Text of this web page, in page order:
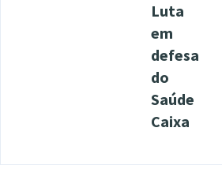
Luta
em
defesa
do
Saúde
Caixa